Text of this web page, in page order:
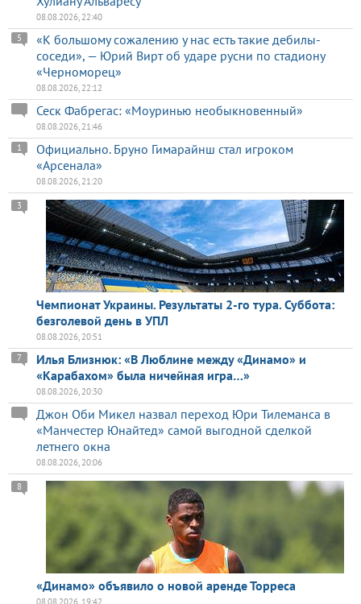
08.08.2026, 22:40
«К большому сожалению у нас есть такие дебилы-
соседи», — Юрий Вирт об ударе русни по стадиону
«Черноморец»
5
08.08.2026, 22:12
Сеск Фабрегас: «Моуринью необыкновенный»
08.08.2026, 21:46
Официально. Бруно Гимарайнш стал игроком
«Арсенала»
1
08.08.2026, 21:20
Чемпионат Украины. Результаты 2-го тура. Суббота:
безголевой день в УПЛ
3
08.08.2026, 20:51
Илья Близнюк: «В Люблине между «Динамо» и
«Карабахом» была ничейная игра…»
7
08.08.2026, 20:30
Джон Оби Микел назвал переход Юри Тилеманса в
«Манчестер Юнайтед» самой выгодной сделкой
летнего окна
08.08.2026, 20:06
«Динамо» объявило о новой аренде Торреса
8
08.08.2026, 19:42